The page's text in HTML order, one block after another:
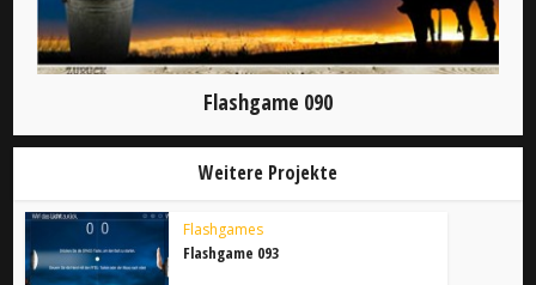
Flashgame 090
Weitere Projekte
Flashgames
Flashgame 093